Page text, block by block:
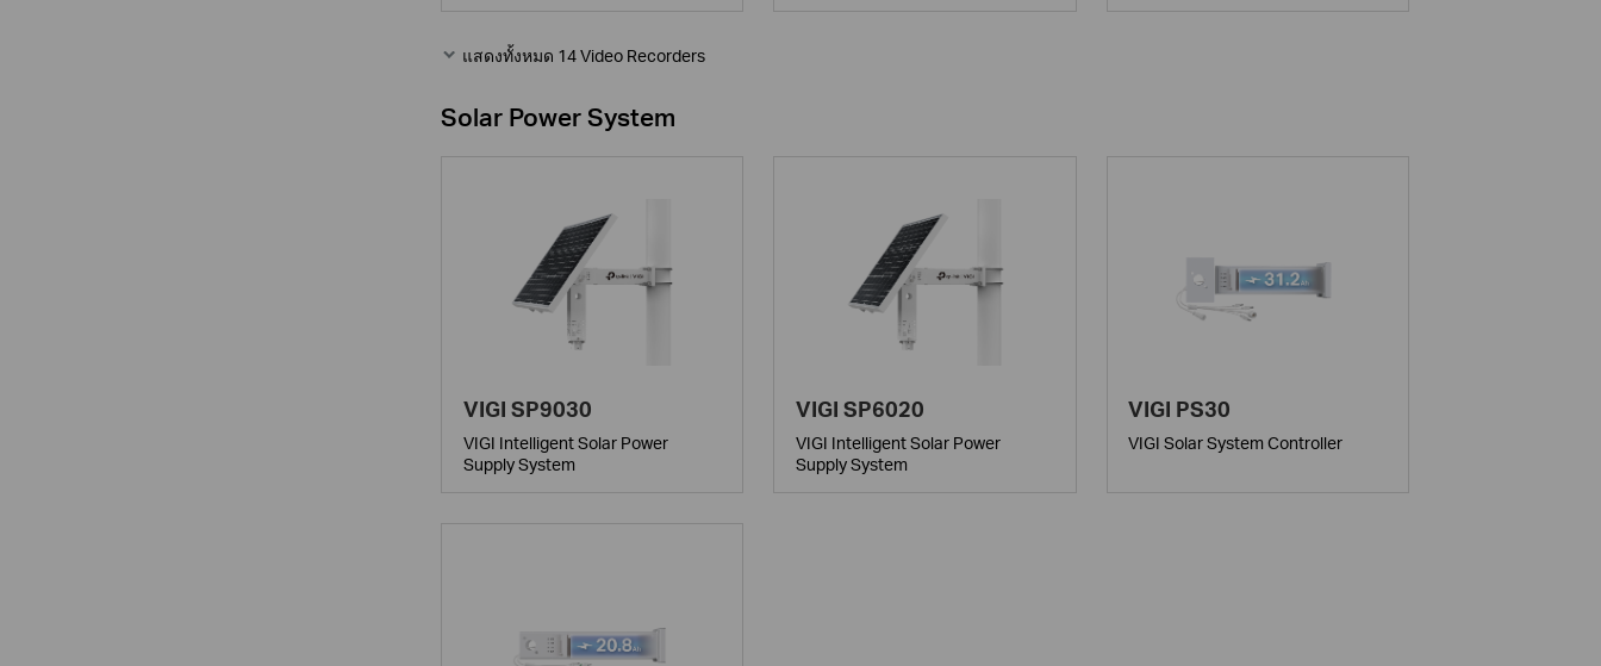
แสดงทั้งหมด 14 Video Recorders
Solar Power System
VIGI SP9030
VIGI Intelligent Solar Power
Supply System
VIGI SP6020
VIGI Intelligent Solar Power
Supply System
VIGI PS30
VIGI Solar System Controller